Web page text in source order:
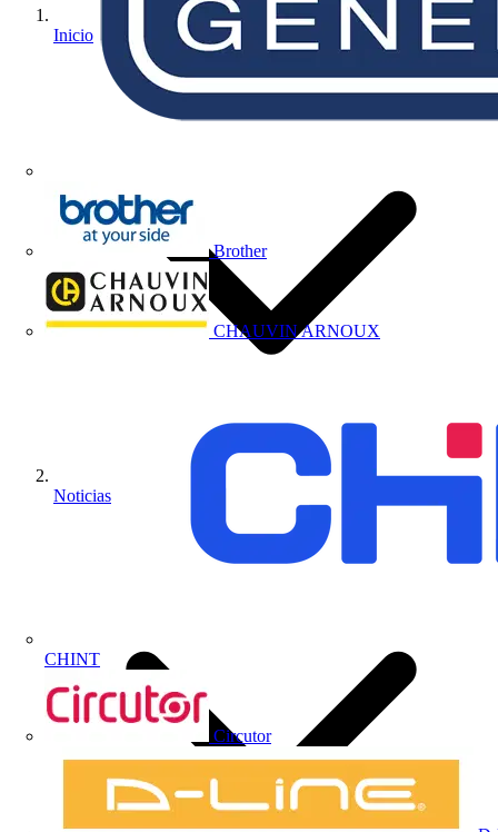
Brother
CHAUVIN ARNOUX
CHINT
Circutor
Inicio
Noticias